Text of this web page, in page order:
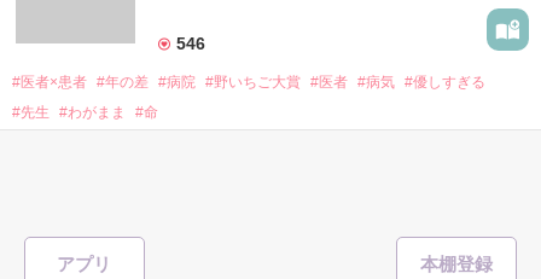
アプリ
                               けど
                   みんなのためにも
546
#医者×患者 #年の差 #病院 #野いちご大賞 #医者 #病気 #優しすぎる
#先生
#わがまま #命